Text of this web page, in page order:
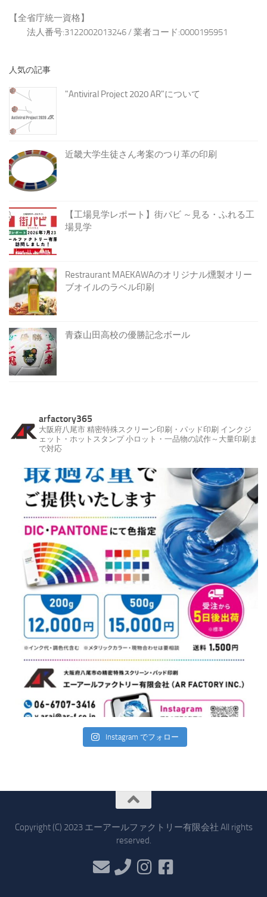
【全省庁統一資格】
法人番号:3122002013246 / 業者コード:0000195951
人気の記事
"Antiviral Project 2020 AR"について
近畿大学生徒さん考案のつり革の印刷
【工場見学レポート】街パビ ～見る・ふれる工
場見学
Restraurant MAEKAWAのオリジナル燻製オリー
ブオイルのラベル印刷
青森山田高校の優勝記念ボール
arfactory365
大阪府八尾市 精密特殊スクリーン印刷・パッド印刷 インクジ
ェット・ホットスタンプ 小ロット・一品物の試作～大量印刷ま
で対応
Instagram でフォロー
Copyright (C) 2023 エーアールファクトリー有限会社 All rights
reserved.